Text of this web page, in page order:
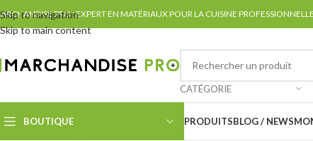
Skip to navigation
Skip to main content
PRO : EXPERT EN MATÉRIAUX POUR LA CUISINE
CATÉGORIE
BOUTIQUE PRODUITSBLOG / NEWS